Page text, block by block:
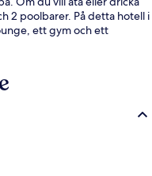
2 poolbarer. På detta hotell i
ett gym och ett
väl om poolen och den